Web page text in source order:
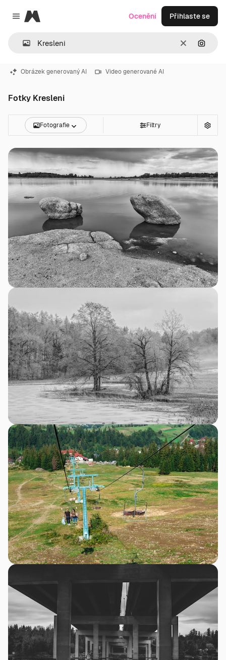
Close menu
Magnific
ZrušitHledat
Ocenění Přihlaste se
Obrázek generovaný AI Video generované AI
Fotky Kresleni
Fotografie Filtry